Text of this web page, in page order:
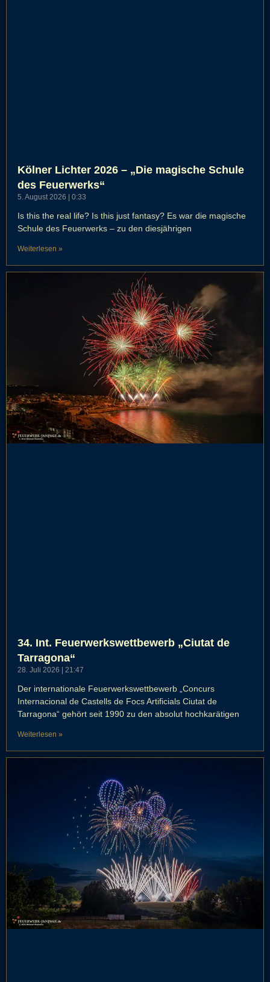
Kölner Lichter 2026 – „Die magische Schule
des Feuerwerks“
5. August 2026 0:33
Is this the real life? Is this just fantasy? Es war die magische
Schule des Feuerwerks – zu den diesjährigen
Weiterlesen »
34. Int. Feuerwerkswettbewerb „Ciutat de
Tarragona“
28. Juli 2026 21:47
Der internationale Feuerwerkswettbewerb „Concurs
Internacional de Castells de Focs Artificials Ciutat de
Tarragona“ gehört seit 1990 zu den absolut hochkarätigen
Weiterlesen »